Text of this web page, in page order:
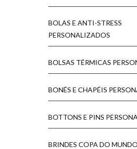
BOLAS E ANTI-STRESS
PERSONALIZADOS
BOLSAS TÉRMICAS
BONÉS E CHAPÉIS
BOTTONS E PINS
BRINDES COPA DO MUNDO